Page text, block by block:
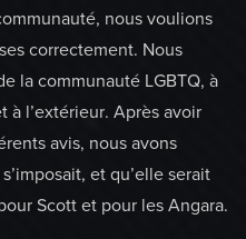
nous voulions
correctement. Nous
la communauté LGBTQ, à
à l’extérieur. Après avoir
avis, nous avons
et qu’elle serait
Scott et pour les Angara.